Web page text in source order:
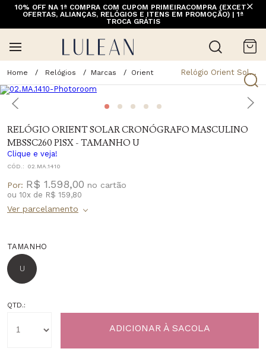
10% OFF NA 1ª COMPRA COM CUPOM PRIMEIRACOMPRA (EXCETO
OFERTAS, ALIANÇAS, RELÓGIOS E ITENS EM PROMOÇÃO) | 1ª
TROCA GRÁTIS
Relógios Marcas Orient Relógio Orient Solar Cronógrafo Masculino Mbssc260 P1sx - Tamanho U
RELÓGIO ORIENT SOLAR CRONÓGRAFO MASCULINO
MBSSC260 P1SX - TAMANHO U
Clique e veja!
CÓD.: 02.MA.1410
Por: R$ 1.598,00
ou 10x de R$ 159,80
TAMANHO
U
QTD.: